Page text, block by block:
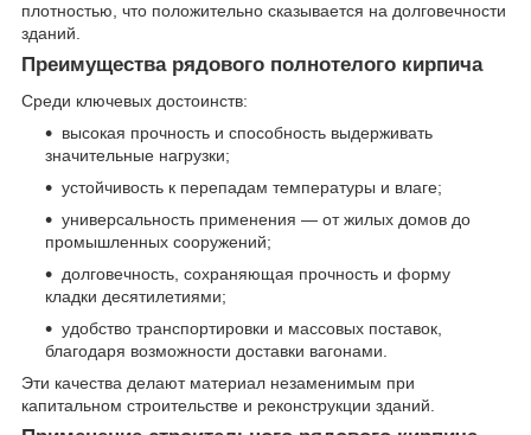
плотностью, что положительно сказывается на долговечности
зданий.
Преимущества рядового полнотелого кирпича
Среди ключевых достоинств:
высокая прочность и способность выдерживать
значительные нагрузки;
устойчивость к перепадам температуры и влаге;
универсальность применения — от жилых домов до
промышленных сооружений;
долговечность, сохраняющая прочность и форму
кладки десятилетиями;
удобство транспортировки и массовых поставок,
благодаря возможности доставки вагонами.
Эти качества делают материал незаменимым при
капитальном строительстве и реконструкции зданий.